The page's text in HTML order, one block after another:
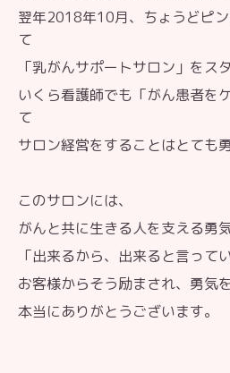
翌年2018年10月、ちょうどピ
て
「乳がんサポートサロン」をス
いくら看護師でも「がん患者を
て
サロン経営をすることはとても
このサロンには、
がんと共に生きる人を支える勇
「出来るから、出来ると言って
お客様からそう励まされ、勇気
本当にありがとうございます。